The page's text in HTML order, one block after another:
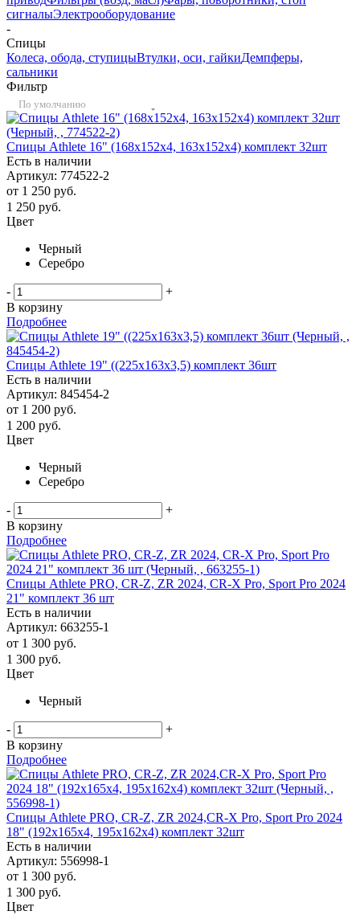
сигналыЭлектрооборудование
-
Спицы
Колеса, обода, ступицыВтулки, оси, гайкиДемпферы,
сальники
Фильтр
По умолчанию
Спицы Athlete 16" (168х152х4, 163х152х4) комплект 32шт
Есть в наличии
Артикул: 774522-2
от 1 250 руб.
1 250 руб.
Цвет
Черный
Серебро
-
+
В корзину
Подробнее
Спицы Athlete 19" ((225х163х3,5) комплект 36шт
Есть в наличии
Артикул: 845454-2
от 1 200 руб.
1 200 руб.
Цвет
Черный
Серебро
-
+
В корзину
Подробнее
Спицы Athlete PRO, CR-Z, ZR 2024, CR-X Pro, Sport Pro 2024
21" комплект 36 шт
Есть в наличии
Артикул: 663255-1
от 1 300 руб.
1 300 руб.
Цвет
Черный
-
+
В корзину
Подробнее
Спицы Athlete PRO, CR-Z, ZR 2024,CR-X Pro, Sport Pro 2024
18" (192х165х4, 195х162х4) комплект 32шт
Есть в наличии
Артикул: 556998-1
от 1 300 руб.
1 300 руб.
Цвет